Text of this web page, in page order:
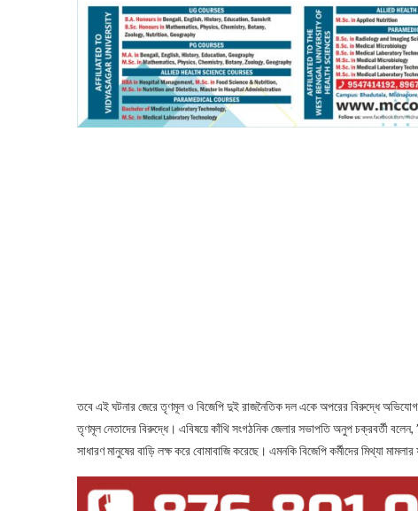
তবে এই ঘটনার জেরে তৃণমূল ও বিজেপি দুই রাজনৈতিক দল একে অপরের বিরুদ্ধে
তৃণমূল নেতাদের বিরুদ্ধে। এবিষয়ে কাঁথি সংগঠনিক জেলার সভাপতি অনুপ চক্রবর্তী বলেন,
সাধারণ মানুষের বাড়ি লক্ষ করে বোমাবাজি করেছে। এমনকি বিজেপি কর্মীদের মিথ্যা